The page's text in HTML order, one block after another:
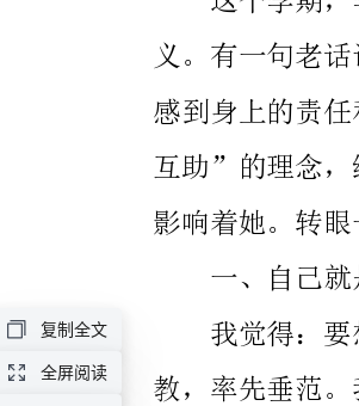
个人留下了深刻的印象。
一、自己就是最好的教材。
复制全文
全屏阅读